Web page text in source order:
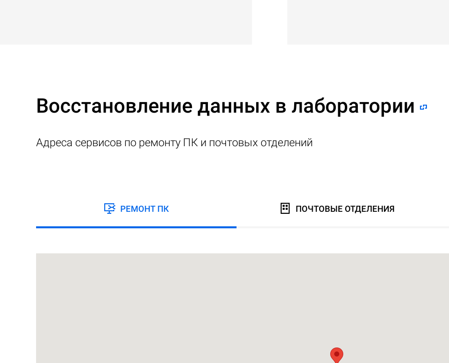
Восстановление данных в лаборатории
Адреса сервисов по ремонту ПК и почтовых отделений
РЕМОНТ ПК ПОЧТОВЫЕ ОТДЕЛЕНИЯ